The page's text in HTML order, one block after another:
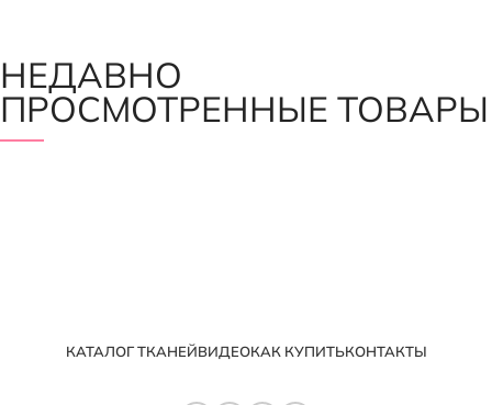
НЕДАВНО
ПРОСМОТРЕННЫЕ ТОВАРЫ
КАТАЛОГ ТКАНЕЙВИДЕОКАК КУПИТЬКОНТАКТЫ